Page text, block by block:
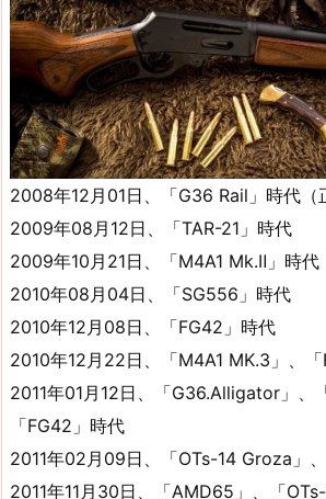
2008年12月01日、「G36 Rail」時代（
2009年08月12日、「TAR-21」時代
2009年10月21日、「M4A1 Mk.Ⅱ」時代
2010年08月04日、「SG556」時代
2010年12月08日、「FG42」時代
2010年12月22日、「M4A1 MK.3」、
2011年01月12日、「G36.Alligator」、
「FG42」時代
2011年02月09日、「OTs-14 Groza」
2011年11月30日、「AMD65」、「OTs-